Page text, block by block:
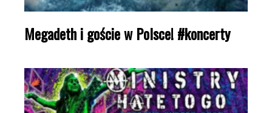
Megadeth i goście w Polsce! #koncerty